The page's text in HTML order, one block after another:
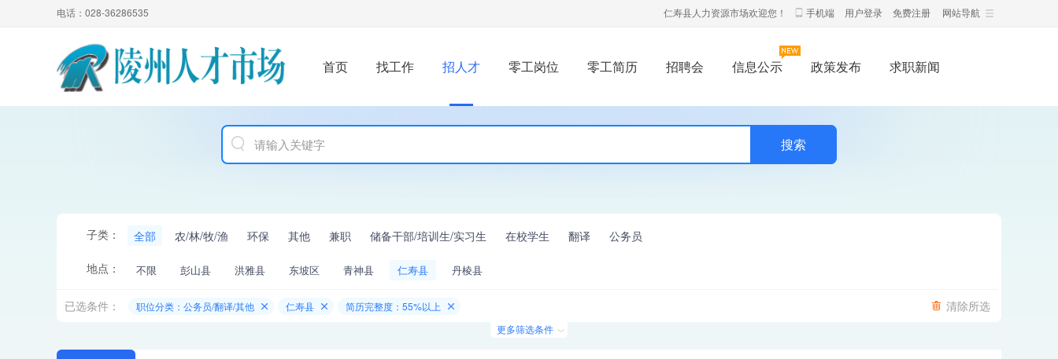
电话：028-36286535 网站导航
仁寿县人力资源市场欢迎您！ 手机端 用户登录 免费注册
首页 找工作 招人才 零工岗位 零工简历 招聘会 信息公示 政策发布 求职新闻
子类： 全部 农/林/牧/渔 环保 其他 兼职 储备干部/培训生/实习生 在校学生 翻译 公务员
地点： 不限 彭山县 洪雅县 东坡区 青神县 仁寿县 丹棱县
清除所选
已选条件： 职位分类：公务员/翻译/其他 仁寿县
简历完整度：55%以上
更多筛选条件